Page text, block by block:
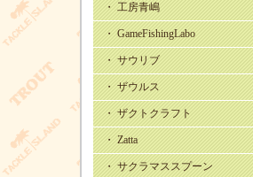
・ 工房青嶋
・ GameFishingLabo
・ サウリブ
・ ザウルス
・ ザクトクラフト
・ Zatta
・ サクラマススプーン